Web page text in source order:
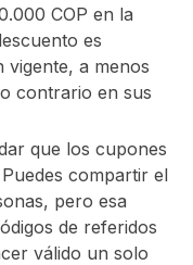
COP en la
es
a menos
contrario en sus
que los cupones
compartir el
pero esa
de referidos
válido un solo